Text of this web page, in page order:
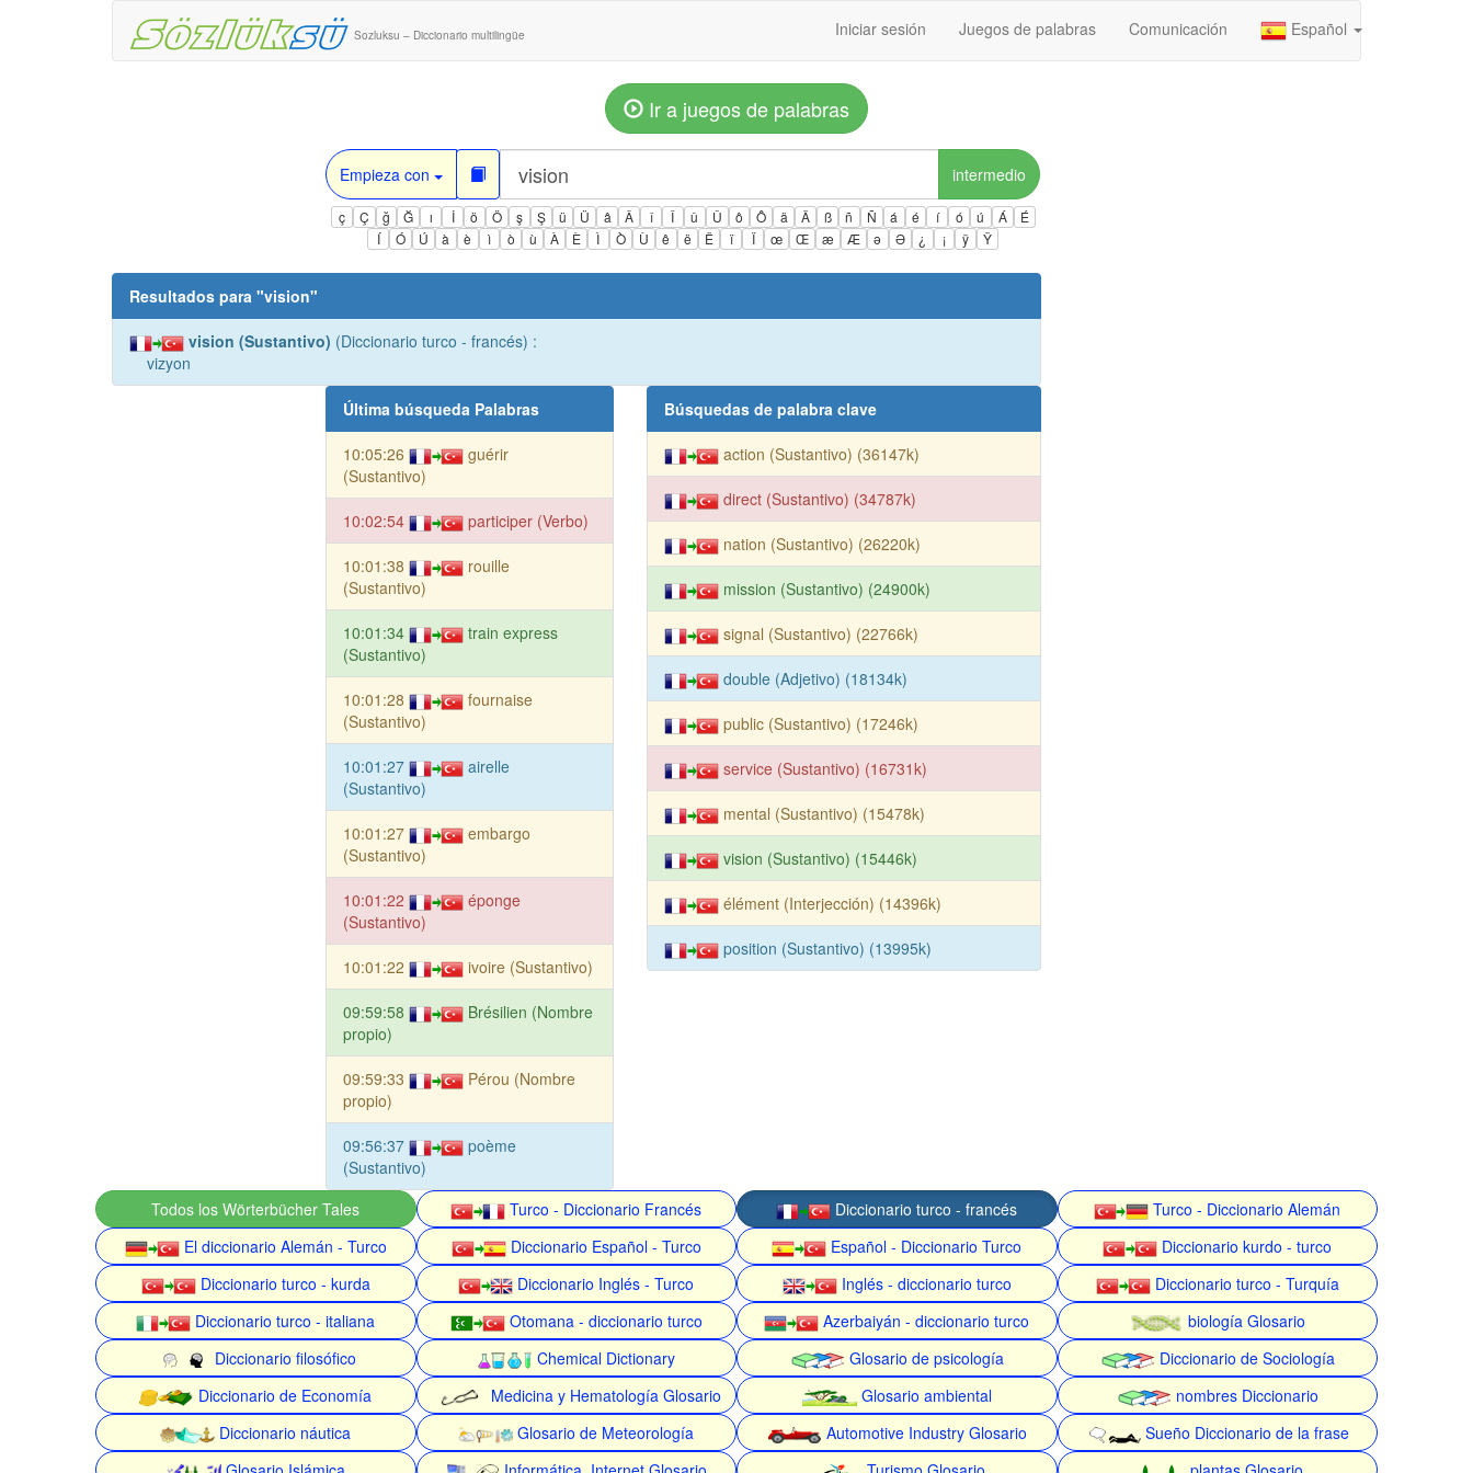
Sozluksu – Diccionario multilingüe Iniciar sesión Juegos de palabras Comunicación Español
Ir a juegos de palabras
Empieza con intermedio
ç Ç ğ Ğ ı İ ö Ö ş Ş ü Ü â Â î Î û Û ô Ô ä Ä ß ñ Ñ á é í ó ú Á
É
Í
Ó Ú à è ì ò ù À È Ì Ò Ù ê ë Ë ï Ï œ Œ æ Æ ə Ə ¿ ¡ ÿ Ÿ
Resultados para "vision"
vision (Sustantivo) (Diccionario turco - francés) :
vizyon
Última búsqueda Palabras
10:05:26
guérir
(Sustantivo)
10:02:54 participer (Verbo)
10:01:38
rouille
(Sustantivo)
10:01:34
train express
(Sustantivo)
10:01:28
fournaise
(Sustantivo)
10:01:27
airelle
(Sustantivo)
10:01:27
embargo
(Sustantivo)
10:01:22
éponge
(Sustantivo)
10:01:22 ivoire (Sustantivo)
09:59:58
Brésilien (Nombre
propio)
09:59:33
Pérou (Nombre
propio)
09:56:37
poème
(Sustantivo)
Búsquedas de palabra clave
action (Sustantivo) (36147k)
direct (Sustantivo) (34787k)
nation (Sustantivo) (26220k)
mission (Sustantivo) (24900k)
signal (Sustantivo) (22766k)
double (Adjetivo) (18134k)
public (Sustantivo) (17246k)
service (Sustantivo) (16731k)
mental (Sustantivo) (15478k)
vision (Sustantivo) (15446k)
élément (Interjección) (14396k)
position (Sustantivo) (13995k)
Todos los Wörterbücher Tales Turco - Diccionario Francés Diccionario turco - francés
Turco - Diccionario Alemán
El diccionario Alemán - Turco
Diccionario Español - Turco Español - Diccionario Turco
Diccionario kurdo - turco
Diccionario turco - kurda
Diccionario Inglés - Turco Inglés - diccionario turco
Diccionario turco - Turquía
Diccionario turco - italiana
Otomana - diccionario turco Azerbaiyán - diccionario turco
biología Glosario
Diccionario filosófico
Chemical Dictionary Glosario de psicología
Diccionario de Sociología
Diccionario de Economía
Medicina y Hematología Glosario Glosario ambiental
nombres Diccionario
Diccionario náutica
Glosario de Meteorología Automotive Industry Glosario
Sueño Diccionario de la frase